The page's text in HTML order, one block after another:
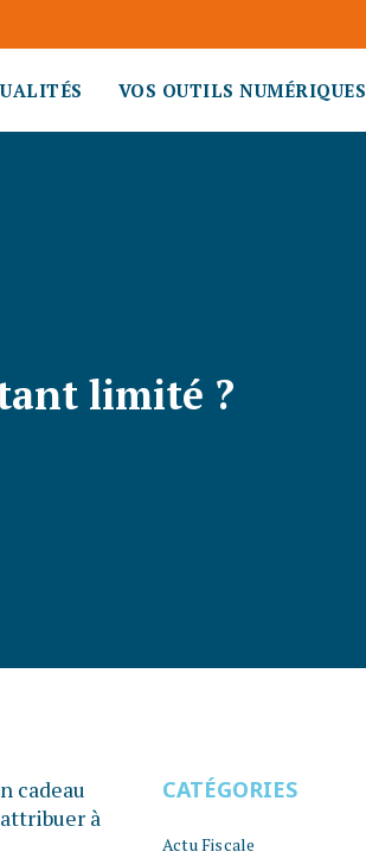
VOS OUTILS NUMÉRIQUES
limité ?
cadeau
à
CATÉGORIES
Actu Fiscale